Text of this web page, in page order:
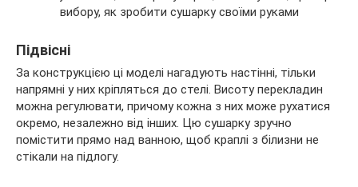
Підвісні
За конструкцією ці моделі нагадують настінні, тільки
напрямні у них кріпляться до стелі. Висоту перекладин
можна регулювати, причому кожна з них може рухатися
окремо, незалежно від інших. Цю сушарку зручно
помістити прямо над ванною, щоб краплі з білизни не
стікали на підлогу.